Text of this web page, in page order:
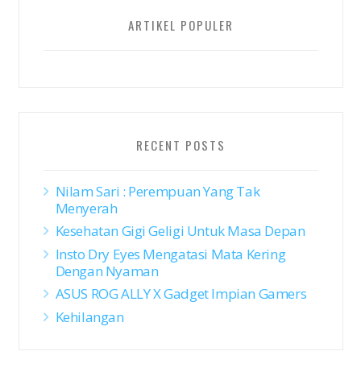
ARTIKEL POPULER
RECENT POSTS
Nilam Sari : Perempuan Yang Tak
Menyerah
Kesehatan Gigi Geligi Untuk Masa Depan
Insto Dry Eyes Mengatasi Mata Kering
Dengan Nyaman
ASUS ROG ALLY X Gadget Impian Gamers
Kehilangan